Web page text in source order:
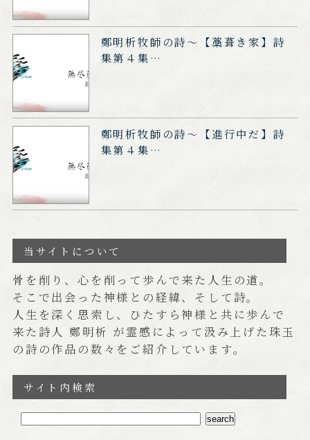
鄭明析牧師の詩～【藁葺き家】詩
集第４集…
鄭明析牧師の詩～【進行中だ】詩
集第４集…
当サイトについて
骨を削り、心を削って歩んで来た人生の道。
そこで出会った神様との経緯、そして詩。
人生を深く思索し、ひたすら神様と共に歩んで
来た詩人 鄭明析 が霊感によって汲み上げた珠玉
の詩の作品の数々をご紹介しています。
サイト内検索